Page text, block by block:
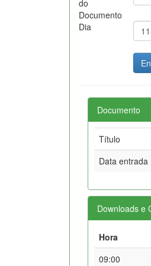
do
Documento
Dia
Documento
Título
Data entrada
Downloads e
Hora
09:00